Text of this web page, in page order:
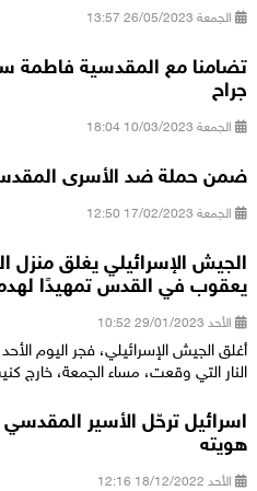
الجمعة 26/05/2023 13:57
تضامنا مع المقدسية فاطمة
جراح
الجمعة 10/03/2023 18:04
ضمن حملة ضد الأسرى
الجمعة 17/02/2023 12:50
الجيش الإسرائيلي يغلق
يعقوب في القدس تمهيدًا
الأحد 29/01/2023 10:52
أغلق الجيش الإسرائيلي، فجر اليوم
النار التي وقعت، مساء الجمعة، خارج
اسرائيل ترحّل الأسير
هويته
الأحد 18/12/2022 12:16